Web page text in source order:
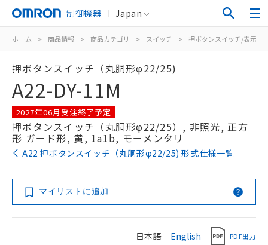
制御機器 Japan
ホーム > 商品情報 > 商品カテゴリ > スイッチ > 押ボタンスイッチ/表示灯
押ボタンスイッチ（丸胴形φ22/25)
A22-DY-11M
2027年06月受注終了予定
押ボタンスイッチ（丸胴形φ22/25）, 非照光, 正方
形 ガード形, 黄, 1a1b, モーメンタリ
A22 押ボタンスイッチ（丸胴形φ22/25) 形式仕様一覧
マイリストに追加
日本語 English PDF出力